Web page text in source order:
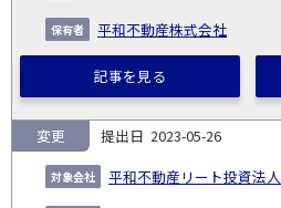
平和不動産株式会社
記事を見る
2023-05-26
平和不動産リート投資法人
変更